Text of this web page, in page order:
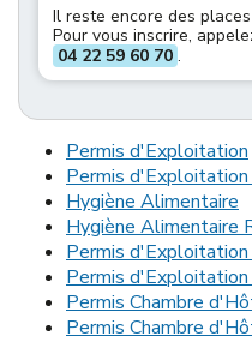
Il reste encore des places
Pour vous inscrire,
04 22 59 60 70 .
Permis d'Exploitation
Permis d'Exploitation
Hygiène Alimentaire
Hygiène Alimentaire
Permis d'Exploitation
Permis d'Exploitation
Permis Chambre
Permis Chambre